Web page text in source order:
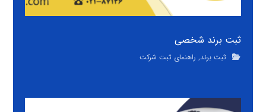
ثبت برند شخصی
ثبت برند, راهنمای ثبت شرکت